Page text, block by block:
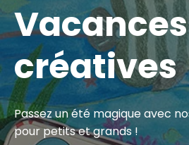
Vacances
créatives
Passez un été magique avec
pour petits et grands !